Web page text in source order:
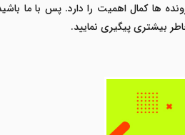
ها کمال اهمیت را دارد. پس با ما
بیشتری پیگیری نمایید.